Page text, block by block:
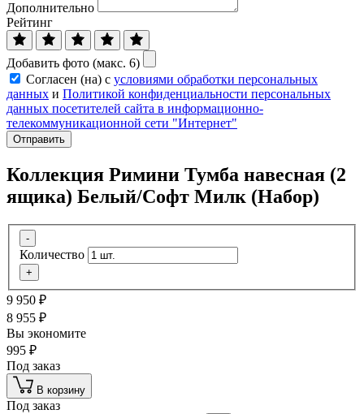
Дополнительно
Рейтинг
Добавить фото (макс. 6)
Согласен (на) с условиями обработки персональных
данных и Политикой конфиденциальности персональных
данных посетителей сайта в информационно-
телекоммуникационной сети "Интернет"
Отправить
Коллекция Римини Тумба навесная (2
ящика) Белый/Софт Милк (Набор)
-
Количество
+
9 950 ₽
8 955 ₽
Вы экономите
995 ₽
Под заказ
В корзину
Под заказ